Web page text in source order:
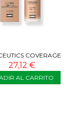
COVERAGE
4.0 GOLDEN 30G
27,12 €
AL CARRITO